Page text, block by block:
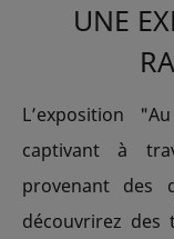
UNE
L’exposition
captivant à
provenant des
découvrirez des